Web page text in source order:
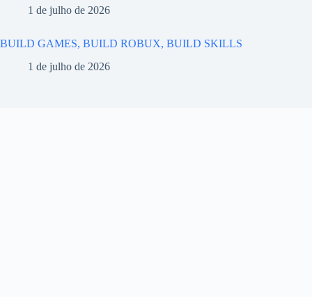
1 de julho de 2026
BUILD GAMES, BUILD ROBUX, BUILD SKILLS
1 de julho de 2026